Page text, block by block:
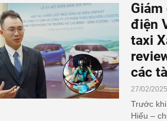
điện
taxi
các
27/02/
Trước
Hiếu –